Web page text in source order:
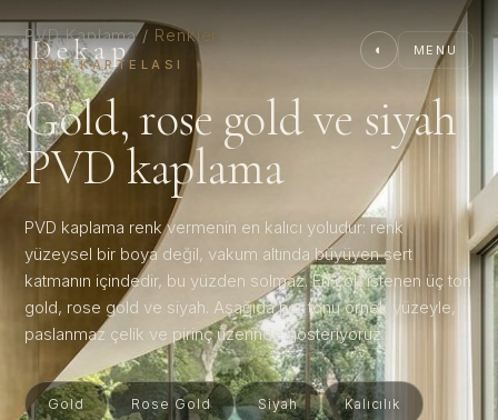
Dekap ◐ MENU
PVD Kaplama/ Renkler
RENK KARTELASI
Gold, rose gold ve siyah
PVD kaplama
PVD kaplama renk vermenin en kalıcı yoludur: renk
yüzeysel bir boya değil, vakum altında büyüyen sert
katmanın içindedir, bu yüzden solmaz. En çok istenen üç ton
gold, rose gold ve siyah. Aşağıda her tonu örnek yüzeyle,
paslanmaz çelik ve pirinç üzerinde gösteriyoruz.
Gold Rose Gold Siyah Kalıcılık